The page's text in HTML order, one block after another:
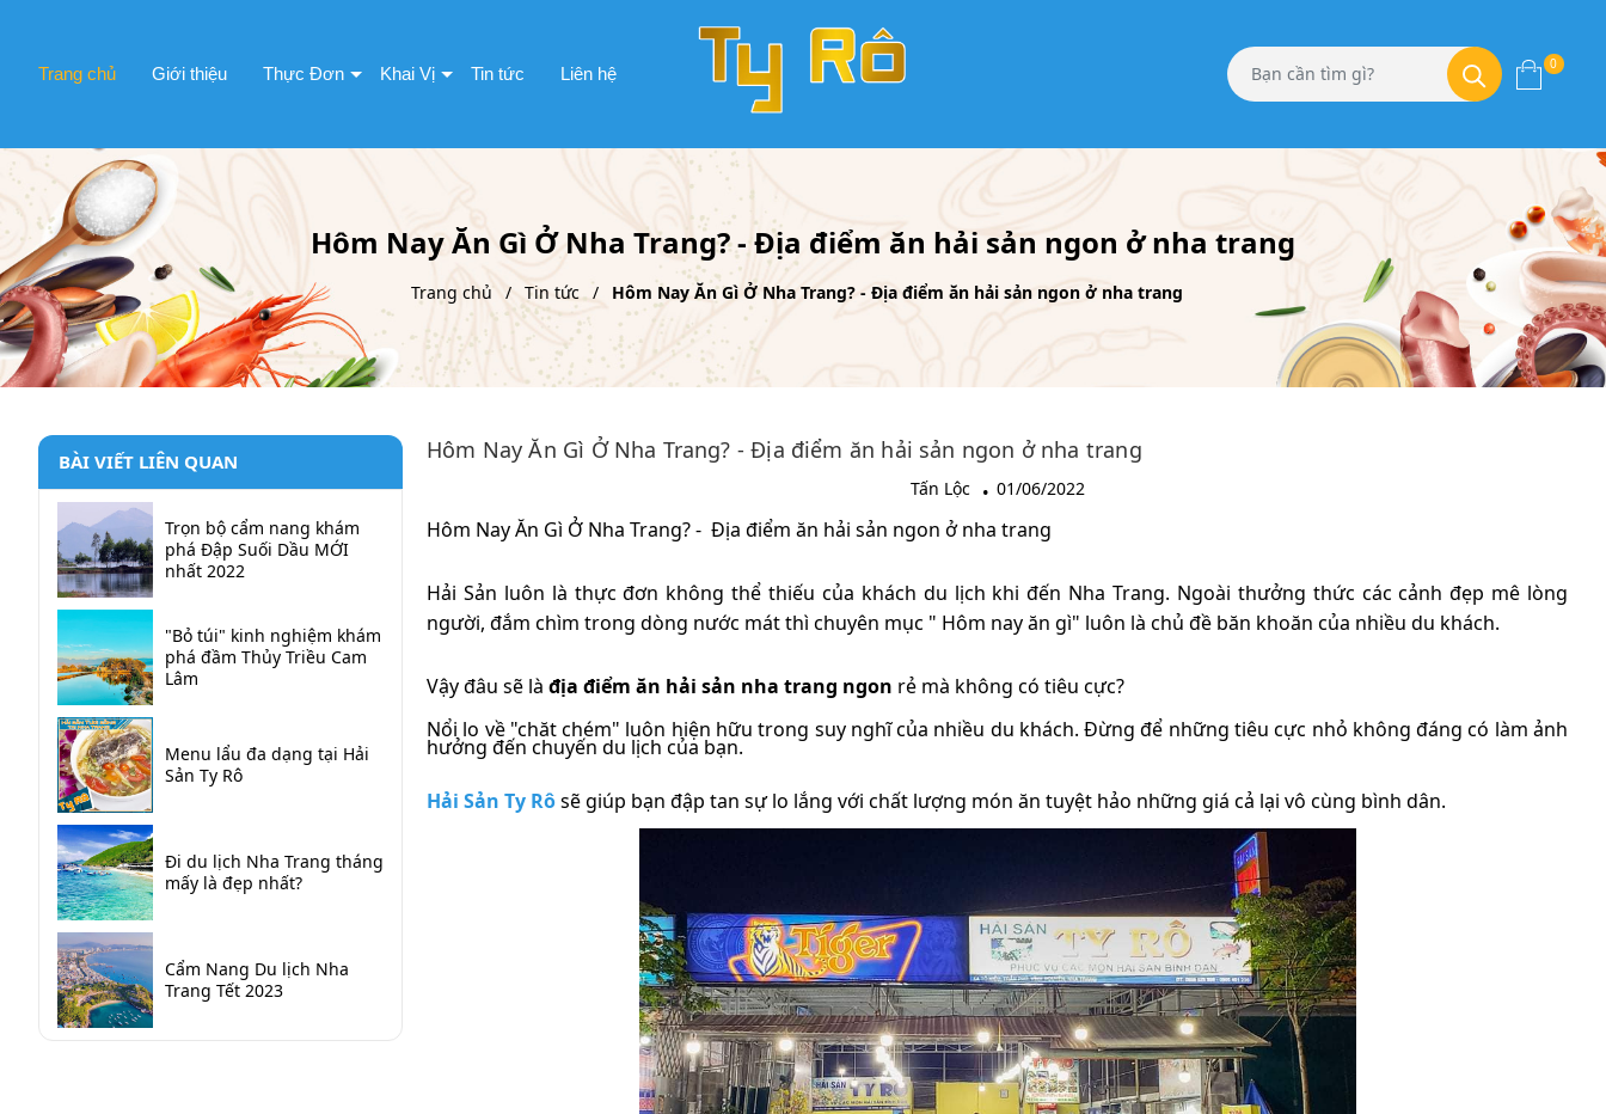
Trang chủ Giới thiệu Thực Đơn Khai Vị Tin tức Liên hệ 0
Hôm Nay Ăn Gì Ở Nha Trang? - Địa điểm ăn hải sản ngon ở nha trang
Trang chủ Tin tức Hôm Nay Ăn Gì Ở Nha Trang? - Địa điểm ăn hải sản ngon ở nha trang
Hôm Nay Ăn Gì Ở Nha Trang? - Địa điểm ăn hải sản ngon ở nha trang
Tấn Lộc 01/06/2022
Hôm Nay Ăn Gì Ở Nha Trang? - Địa điểm ăn hải sản ngon ở nha trang
Hải Sản luôn là thực đơn không thể thiếu của khách du lịch khi đến Nha Trang. Ngoài thưởng thức các cảnh đẹp mê lòng
người, đắm chìm trong dòng nước mát thì chuyên mục " Hôm nay ăn gì" luôn là chủ đề băn khoăn của nhiều du khách.
Vậy đâu sẽ là địa điểm ăn hải sản nha trang ngon rẻ mà không có tiêu cực?
Nổi lo về "chăt chém" luôn hiện hữu trong suy nghĩ của nhiều du khách. Đừng để những tiêu cực nhỏ không đáng có làm ảnh
hưởng đến chuyến du lịch của bạn.
Hải Sản Ty Rôsẽ giúp bạn đập tan sự lo lắng với chất lượng món ăn tuyệt hảo những giá cả lại vô cùng bình dân.
BÀI VIẾT LIÊN QUAN
Trọn bộ cẩm nang khám
phá Đập Suối Dầu MỚI
nhất 2022
"Bỏ túi" kinh nghiệm khám
phá đầm Thủy Triều Cam
Lâm
Menu lẩu đa dạng tại Hải
Sản Ty Rô
Đi du lịch Nha Trang tháng
mấy là đẹp nhất?
Cẩm Nang Du lịch Nha
Trang Tết 2023